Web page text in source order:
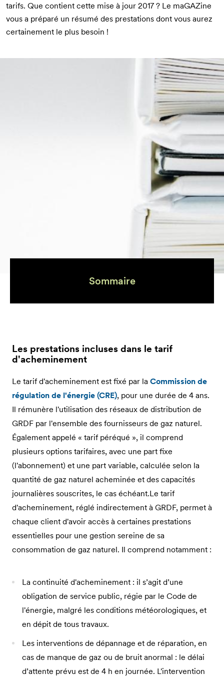
tarifs. Que contient cette mise à jour 2017 ? Le maGAZine
vous a préparé un résumé des prestations dont vous aurez
certainement le plus besoin !
Sommaire
Les prestations incluses dans le tarif
d'acheminement
Le tarif d'acheminement est fixé par la Commission de
régulation de l'énergie (CRE), pour une durée de 4 ans.
Il rémunère l'utilisation des réseaux de distribution de
GRDF par l'ensemble des fournisseurs de gaz naturel.
Également appelé « tarif péréqué », il comprend
plusieurs options tarifaires, avec une part fixe
(l'abonnement) et une part variable, calculée selon la
quantité de gaz naturel acheminée et des capacités
journalières souscrites, le cas échéant.Le tarif
d'acheminement, réglé indirectement à GRDF, permet à
chaque client d'avoir accès à certaines prestations
essentielles pour une gestion sereine de sa
consommation de gaz naturel. Il comprend notamment :
La continuité d'acheminement : il s’agit d’une
obligation de service public, régie par le Code de
l'énergie, malgré les conditions météorologiques, et
en dépit de tous travaux.
Les interventions de dépannage et de réparation, en
cas de manque de gaz ou de bruit anormal : le délai
d’attente prévu est de 4 h en journée. L'intervention